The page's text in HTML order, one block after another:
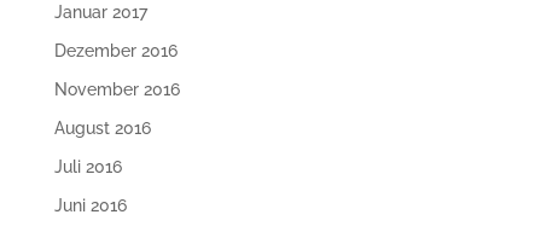
Januar 2017
Dezember 2016
November 2016
August 2016
Juli 2016
Juni 2016